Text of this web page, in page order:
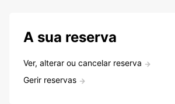
A sua reserva
Ver, alterar ou cancelar reserva
Gerir reservas